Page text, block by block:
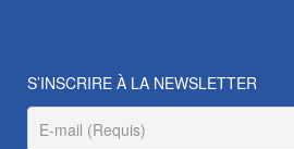
S’INSCRIRE À LA NEWSLETTER